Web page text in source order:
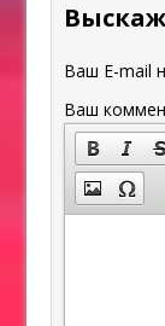
Ваш E-mail
Ваш